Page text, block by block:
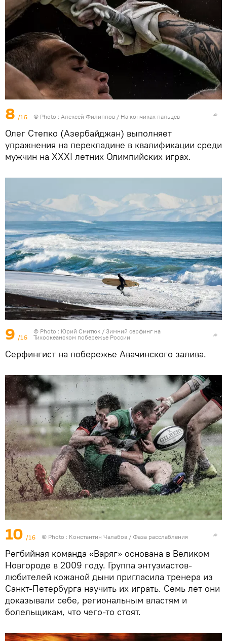
8 /16 © Photo : Алексей Филиппов / На кончиках пальцев
Олег Степко (Азербайджан) выполняет
упражнения на перекладине в квалификации среди
мужчин на XXXI летних Олимпийских играх.
9 /16
© Photo : Юрий Смитюк / Зимний серфинг на
Тихоокеанском побережье России
Серфингист на побережье Авачинского залива.
10 /16 © Photo : Константин Чалабов / Фаза расслабления
Регбийная команда «Варяг» основана в Великом
Новгороде в 2009 году. Группа энтузиастов-
любителей кожаной дыни пригласила тренера из
Санкт-Петербурга научить их играть. Семь лет они
доказывали себе, региональным властям и
болельщикам, что чего-то стоят.